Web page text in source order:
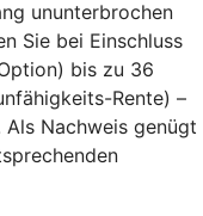
ununterbrochen
Sie bei Einschluss
bis zu 36
Rente) –
Nachweis genügt